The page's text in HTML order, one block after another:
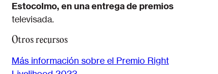
Estocolmo, en una entrega de premios
televisada.
Otros recursos
Más información sobre el Premio Right